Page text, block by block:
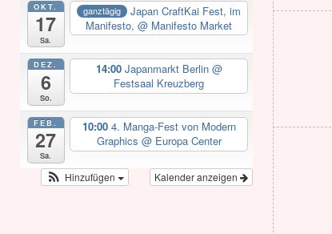
OKT.
17
Sa.
ganztägig
Japan CraftKai Fest, im
Manifesto,@ Manifesto Market
DEZ.
6
So.
14:00 Japanmarkt Berlin @
Festsaal Kreuzberg
FEB.
27
Sa.
10:00 4. Manga-Fest von Modern
Graphics @ Europa Center
Kalender anzeigen
Hinzufügen